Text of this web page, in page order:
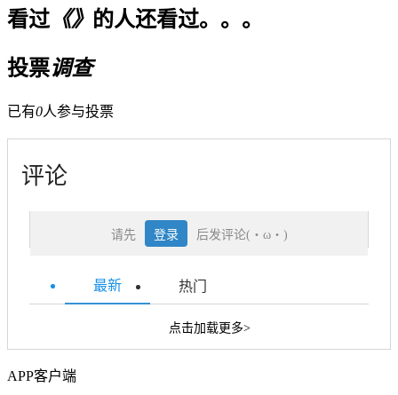
看过《》 的人还看过。。。
投票调查
已有0人参与投票
评论
请先 登录 后发评论(・ω・)
最新 热门
点击加载更多>
APP客户端